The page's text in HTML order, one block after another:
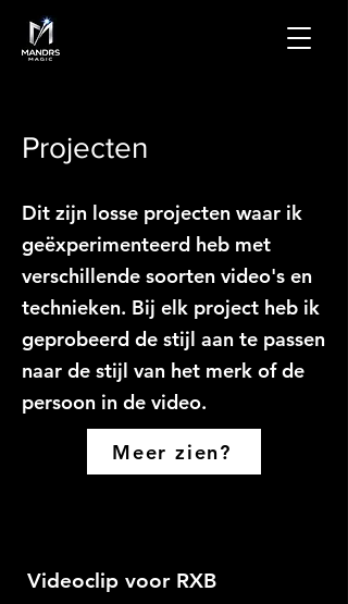
Projecten
Dit zijn losse projecten waar ik
geëxperimenteerd heb met
verschillende soorten video's en
technieken. Bij elk project heb ik
geprobeerd de stijl aan te passen
naar de stijl van het merk of de
persoon in de video.
Meer zien?
Videoclip voor RXB